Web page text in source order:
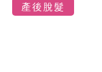
產後脫髮